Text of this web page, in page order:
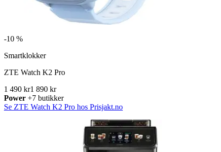
-10 %
Smartklokker
ZTE Watch K2 Pro
1 490 kr1 890 kr
Power +7 butikker
Se ZTE Watch K2 Pro hos Prisjakt.no